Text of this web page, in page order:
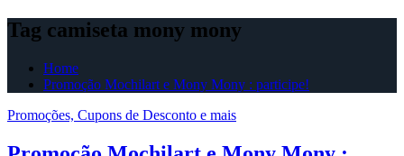
Tag camiseta mony mony
Home
Promoção Mochilart e Mony Mony : participe!
Promoções, Cupons de Desconto e mais